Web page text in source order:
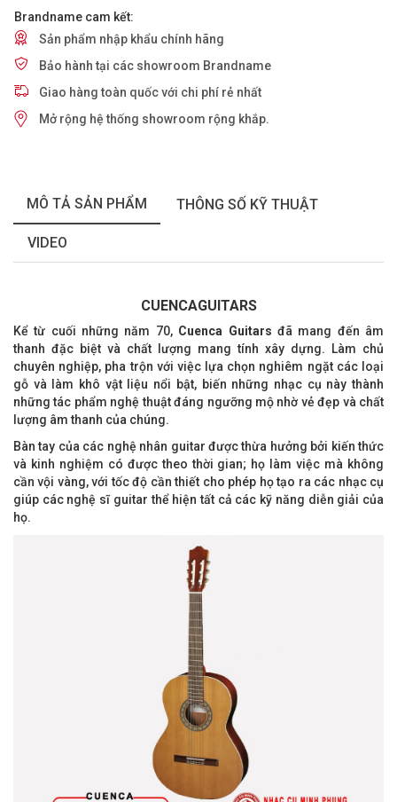
Brandname cam kết:
Sản phẩm nhập khẩu chính hãng
Bảo hành tại các showroom Brandname
Giao hàng toàn quốc với chi phí rẻ nhất
Mở rộng hệ thống showroom rộng khắp.
MÔ TẢ SẢN PHẨM THÔNG SỐ KỸ THUẬT
VIDEO
CUENCAGUITARS
Kể từ cuối những năm 70, Cuenca Guitars đã mang đến âm
thanh đặc biệt và chất lượng mang tính xây dựng. Làm chủ
chuyên nghiệp, pha trộn với việc lựa chọn nghiêm ngặt các loại
gỗ và làm khô vật liệu nổi bật, biến những nhạc cụ này thành
những tác phẩm nghệ thuật đáng ngưỡng mộ nhờ vẻ đẹp và chất
lượng âm thanh của chúng.
Bàn tay của các nghệ nhân guitar được thừa hưởng bởi kiến ​​thức
và kinh nghiệm có được theo thời gian; họ làm việc mà không
cần vội vàng, với tốc độ cần thiết cho phép họ tạo ra các nhạc cụ
giúp các nghệ sĩ guitar thể hiện tất cả các kỹ năng diễn giải của
họ.